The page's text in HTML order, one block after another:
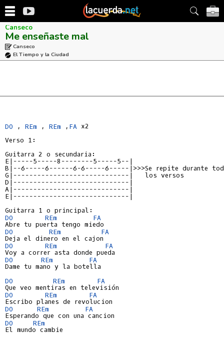
Canseco
Me enseñaste mal
Canseco
El Tiempo y la Ciudad
DO , REm , REm , FA x2
Verso 1:
E|-----5-----8--------5-----5--|
B|--6-----6------6-6-----6-----|>>>Se repite durante
G|-----------------------------|   los versos
D|-----------------------------|
A|-----------------------------|
E|-----------------------------|
DO
REm
FA
DO
REm
FA
DO
REm
FA
DO
REm
FA
Dame tu mano y la botella
DO
REm
FA
DO
REm
FA
DO
REm
FA
DO
REm
El mundo cambie